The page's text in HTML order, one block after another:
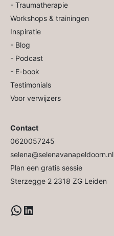
- Traumatherapie
Workshops & trainingen
Inspiratie
- Blog
- Podcast
- E-book
Testimonials
Voor verwijzers
Contact
0620057245
selena@selenavanapeldoorn.nl
Plan een gratis sessie
Sterzegge 2 2318 ZG Leiden